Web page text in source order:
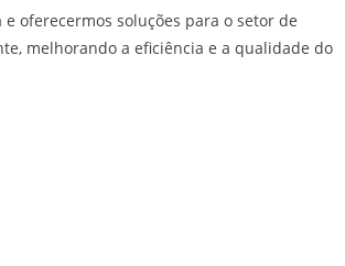
oferecermos soluções para o setor de
melhorando a eficiência e a qualidade do